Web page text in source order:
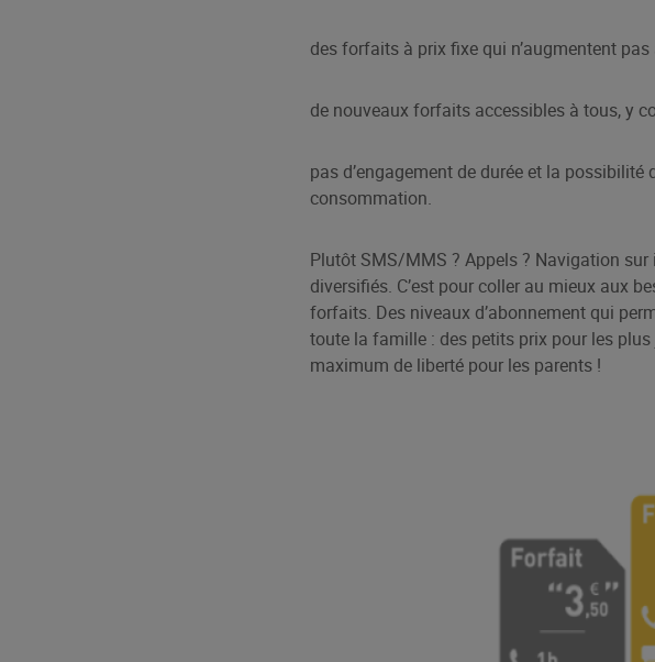
des forfaits à prix fixe qui n’augmentent pas
de nouveaux forfaits accessibles à tous, y
pas d’engagement de durée et la
consommation.
Plutôt SMS/MMS ? Appels ? Navigation
diversifiés. C’est pour coller au mieux aux
forfaits. Des niveaux d’abonnement qui
toute la famille : des petits prix pour les
maximum de liberté pour les parents !